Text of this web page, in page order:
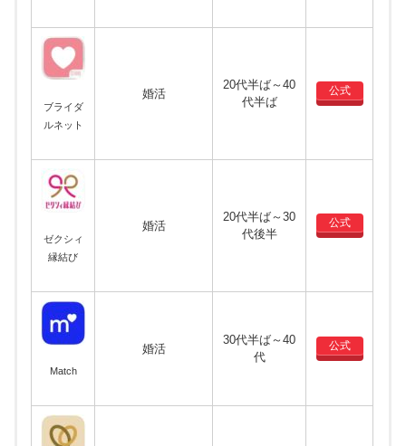
ブライダ
ルネット
婚活
20代半ば～40
代半ば
公式
ゼクシィ
縁結び
婚活
20代半ば～30
代後半
公式
Match
婚活
30代半ば～40
代
公式